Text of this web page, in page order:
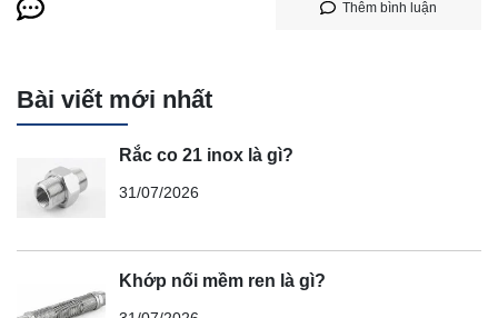
Thêm bình luận
Bài viết mới nhất
Rắc co 21 inox là gì?
31/07/2026
Khớp nối mềm ren là gì?